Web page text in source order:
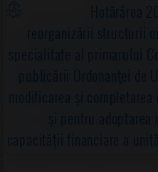
Hotărârea
reorganizării structurii
specialitate al primarului
publicării Ordonanţei de
modificarea şi
şi pentru adoptarea
capacităţii financiare a